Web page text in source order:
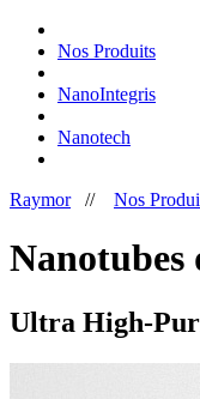
Nos Produits
NanoIntegris
Nanotech
Raymor// Nos
Nanotubes
Ultra High-